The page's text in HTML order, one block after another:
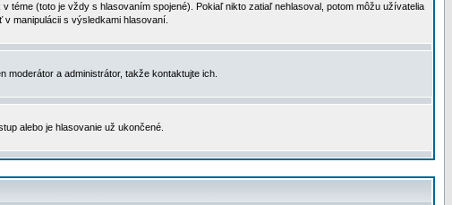
(toto je vždy s hlasovaním spojené). Pokiaľ nikto zatiaľ nehlasoval, potom môžu užívatelia
manipulácii s výsledkami hlasovaní.
a administrátor, takže kontaktujte ich.
alebo je hlasovanie už ukončené.